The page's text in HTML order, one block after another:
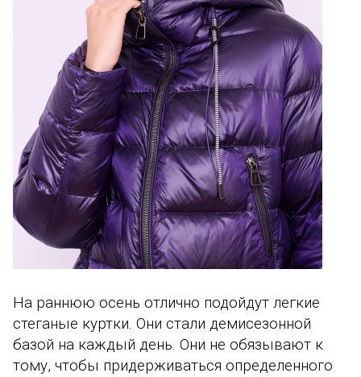
На раннюю осень отлично подойдут легкие
стеганые куртки. Они стали демисезонной
базой на каждый день. Они не обязывают к
тому, чтобы придерживаться определенного